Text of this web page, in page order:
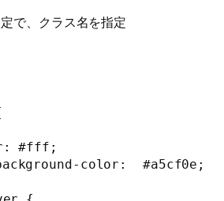
で、クラス名を指定
: #fff ;
color :
  #a5cf0e
;